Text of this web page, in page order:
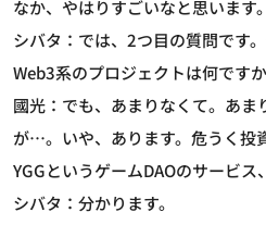
なか、やはりすごいなと思います。
シバタ：では、2つ目の質問です
Web3系のプロジェクトは何です
國光：でも、あまりなくて。あま
が…。いや、あります。危うく投
YGGというゲームDAOのサービス
シバタ：分かります。